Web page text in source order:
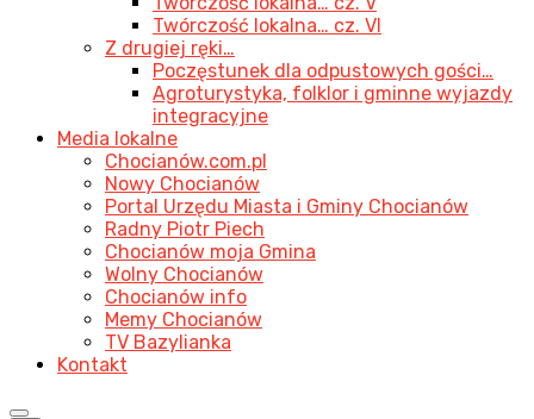
Twórczość lokalna… cz. VI
Z drugiej ręki…
Poczęstunek dla odpustowych gości…
Agroturystyka, folklor i gminne wyjazdy
integracyjne
Media lokalne
Chocianów.com.pl
Nowy Chocianów
Portal Urzędu Miasta i Gminy Chocianów
Radny Piotr Piech
Chocianów moja Gmina
Wolny Chocianów
Chocianów info
Memy Chocianów
TV Bazylianka
Kontakt